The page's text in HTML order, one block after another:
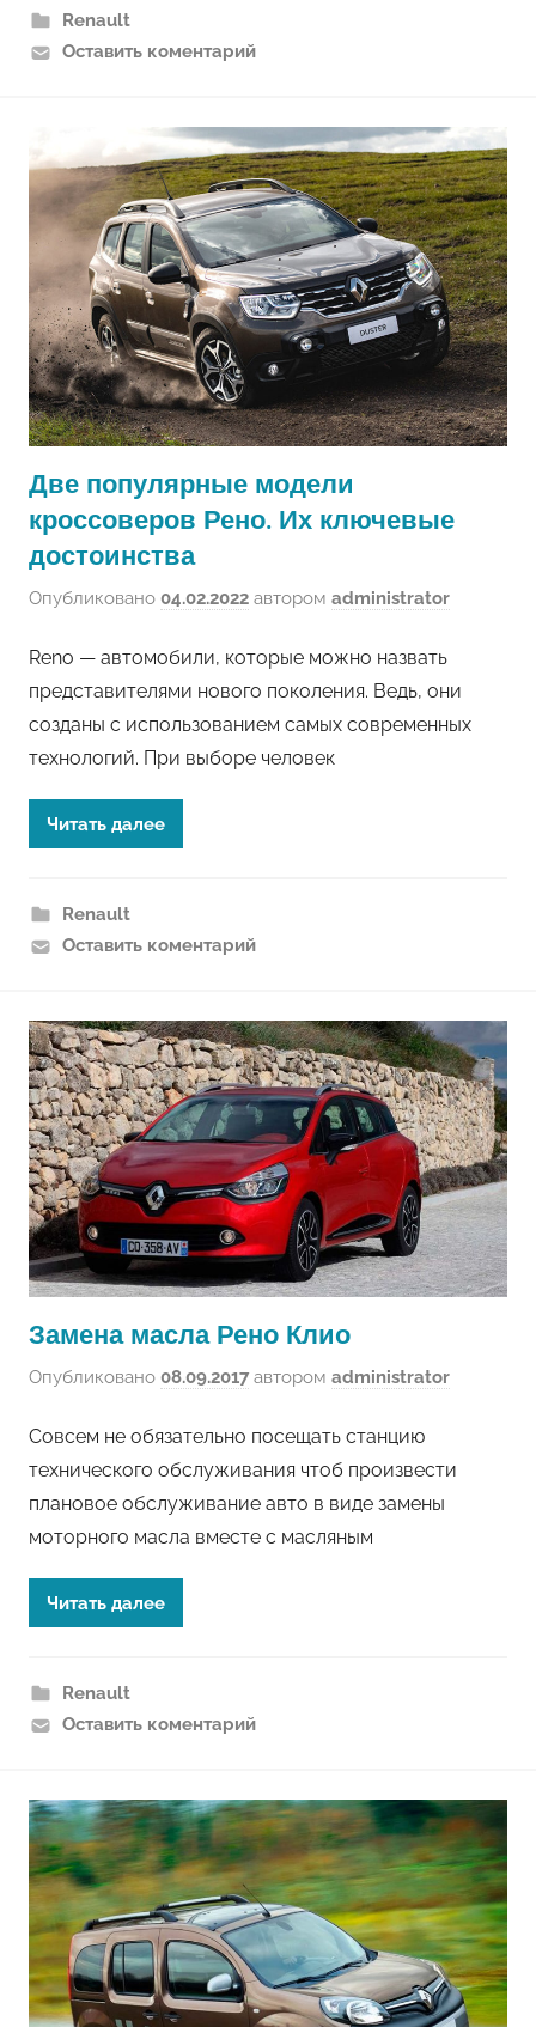
Renault
Оставить коментарий
Две популярные модели
кроссоверов Рено. Их ключевые
достоинства
Опубликовано 04.02.2022 автором administrator
Reno — автомобили, которые можно назвать
представителями нового поколения. Ведь, они
созданы с использованием самых современных
технологий. При выборе человек
Читать далее
Renault
Оставить коментарий
Замена масла Рено Клио
Опубликовано 08.09.2017автором administrator
Совсем не обязательно посещать станцию
технического обслуживания чтоб произвести
плановое обслуживание авто в виде замены
моторного масла вместе с масляным
Читать далее
Renault
Оставить коментарий